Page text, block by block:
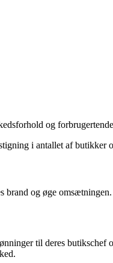
og
i antallet af butikker
brand og øge omsætningen.
til deres